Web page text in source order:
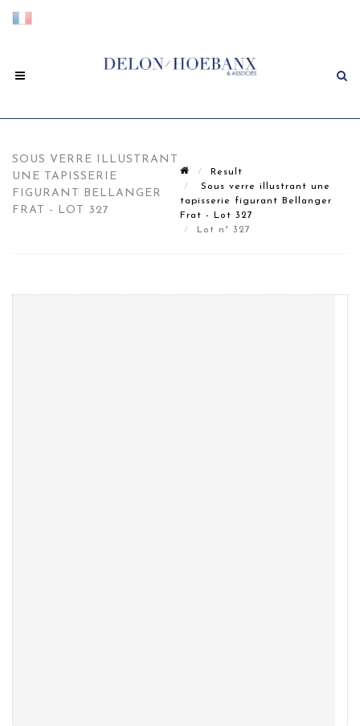
SOUS VERRE ILLUSTRANT
UNE TAPISSERIE
FIGURANT BELLANGER
FRAT - LOT 327
Result
Sous verre illustrant une
tapisserie figurant Bellanger
Frat - Lot 327
Lot n° 327